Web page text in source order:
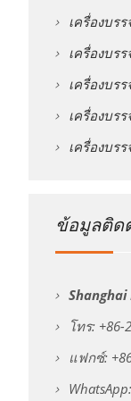
เครื่องบร
เครื่องบร
เครื่องบร
เครื่องบร
เครื่องบร
ข้อมูลติด
โทร: +86-
แฟกซ์: